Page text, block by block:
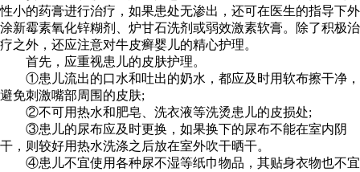
性小的药膏进行治疗，如果患处无渗出，还可在医生的指导下外
涂新霉素氧化锌糊剂、炉甘石洗剂或弱效激素软膏。除了积极治
疗之外，还应注意对牛皮癣婴儿的精心护理。
首先，应重视患儿的皮肤护理。
①患儿流出的口水和吐出的奶水，都应及时用软布擦干净，
避免刺激嘴部周围的皮肤;
②不可用热水和肥皂、洗衣液等洗烫患儿的皮损处;
③患儿的尿布应及时更换，如果换下的尿布不能在室内阴
干，则较好用热水洗涤之后放在室外吹干晒干。
④患儿不宜使用各种尿不湿等纸巾物品，其贴身衣物也不宜